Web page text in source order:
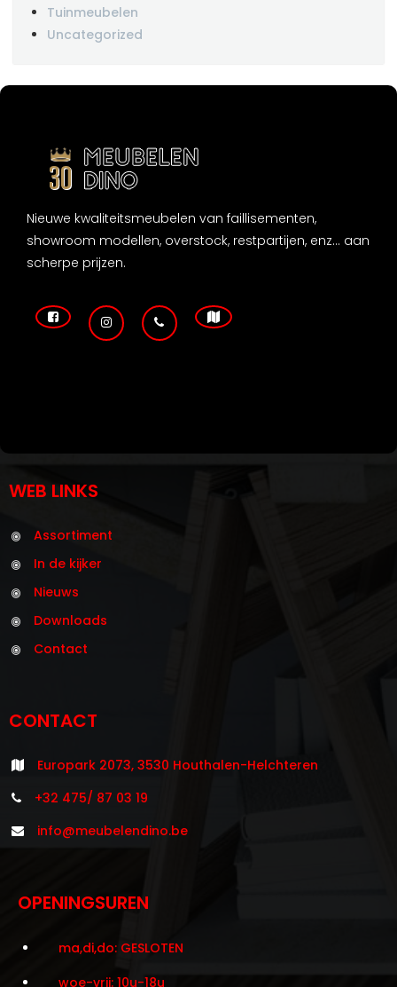
Tuinmeubelen
Uncategorized
Nieuwe kwaliteitsmeubelen van faillisementen,
showroom modellen, overstock, restpartijen, enz... aan
scherpe prijzen.
WEB LINKS
Assortiment
In de kijker
Nieuws
Downloads
Contact
CONTACT
Europark 2073, 3530 Houthalen-Helchteren
+32 475/ 87 03 19
info@meubelendino.be
OPENINGSUREN
ma,di,do: GESLOTEN
woe-vrij: 10u-18u